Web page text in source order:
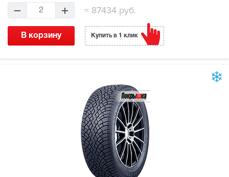
2 = 87434 руб.
В корзину Купить в 1 клик